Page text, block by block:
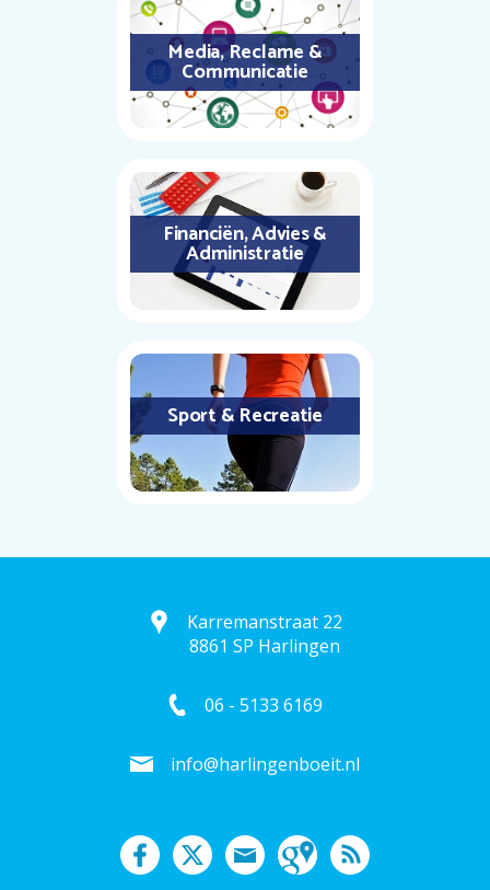
Media, Reclame &
Communicatie
Financiën, Advies &
Administratie
Sport & Recreatie
Karremanstraat 22
8861 SP Harlingen
06 - 5133 6169
info@harlingenboeit.nl